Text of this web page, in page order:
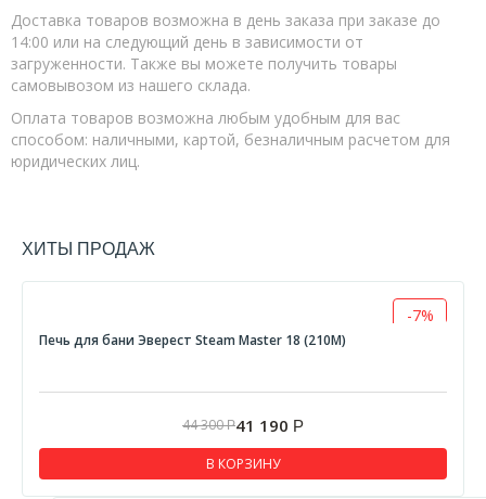
Доставка товаров возможна в день заказа при заказе до
14:00 или на следующий день в зависимости от
загруженности. Также вы можете получить товары
самовывозом из нашего склада.
Оплата товаров возможна любым удобным для вас
способом: наличными, картой, безналичным расчетом для
юридических лиц.
ХИТЫ ПРОДАЖ
-7%
Печь для бани Эверест Steam Master 18 (210М)
44 300Р41 190 Р
В КОРЗИНУ